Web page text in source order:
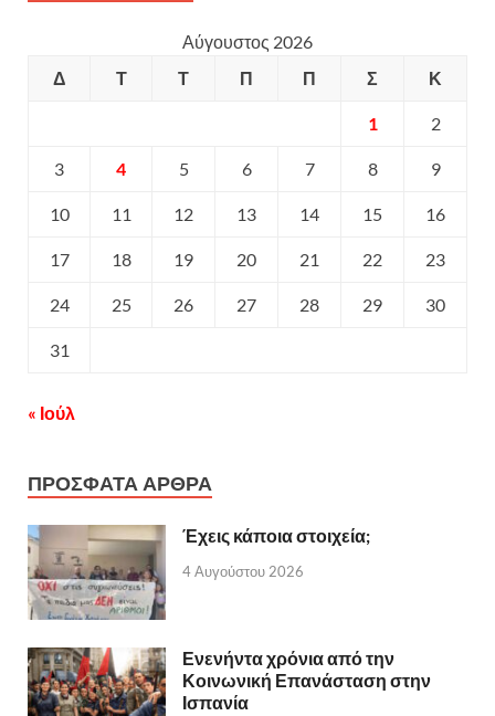
Αύγουστος 2026
Δ
Τ Τ Π Π Σ Κ
1 2
3 4 5 6 7 8 9
10 11 12 13 14 15 16
17 18 19 20 21 22 23
24 25 26 27 28 29 30
31
« Ιούλ
ΠΡΟΣΦΑΤΑ ΑΡΘΡΑ
Έχεις κάποια στοιχεία;
4 Αυγούστου 2026
Ενενήντα χρόνια από την
Κοινωνική Επανάσταση στην
Ισπανία